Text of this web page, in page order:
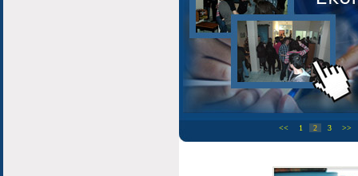
<< 1 2 3 >>